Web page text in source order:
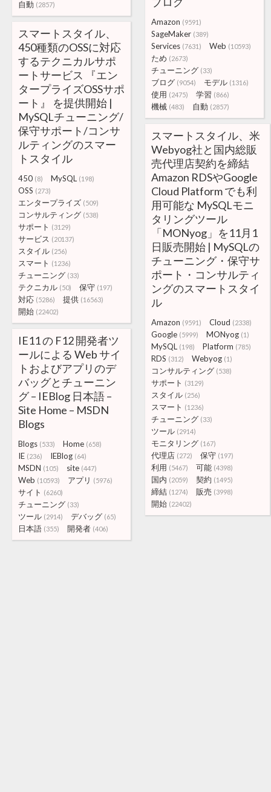
自動 (2857)
Amazon (9591)
SageMaker (389)
Services (7631) Web (10593)
ため (2673)
チューニング (33)
ブログ (9054) モデル (1316)
使用 (2475) 学習 (866)
機械 (483) 自動 (2857)
スマートスタイル、
450種類のOSSに対応
するテクニカルサポ
ートサービス 『エン
タープライズOSSサポ
ート』 を提供開始 |
MySQLチューニング/
保守サポート/コンサ
ルティングのスマー
トスタイル
450 (8) MySQL (198)
OSS (273)
エンタープライズ (509)
コンサルティング (538)
サポート (3129)
サービス (20137)
スタイル (256)
スマート (1236)
チューニング (33)
テクニカル (50) 保守 (197)
対応 (5286) 提供 (16563)
開始 (22402)
スマートスタイル、米
Webyog社と国内総販
売代理店契約を締結
Amazon RDSやGoogle
Cloud Platform でも利
用可能な MySQLモニ
タリングツール
「MONyog」を11月1
日販売開始 | MySQLの
チューニング・保守サ
ポート・コンサルティ
ングのスマートスタイ
ル
Amazon (9591) Cloud (2338)
Google (5999) MONyog (1)
MySQL (198) Platform (785)
RDS (312) Webyog (1)
コンサルティング (538)
サポート (3129)
スタイル (256)
スマート (1236)
チューニング (33)
ツール (2914)
モニタリング (167)
代理店 (272) 保守 (197)
利用 (5467) 可能 (4398)
国内 (2059) 契約 (1495)
締結 (1274) 販売 (3998)
開始 (22402)
IE11 の F12 開発者ツ
ールによる Web サイ
トおよびアプリのデ
バッグとチューニン
グ – IEBlog 日本語 –
Site Home – MSDN
Blogs
Blogs (533) Home (658)
IE (236) IEBlog (64)
MSDN (105) site (447)
Web (10593) アプリ (5976)
サイト (6260)
チューニング (33)
ツール (2914) デバッグ (65)
日本語 (355) 開発者 (406)